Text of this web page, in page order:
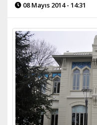
08 Mayıs 2014 - 14:31